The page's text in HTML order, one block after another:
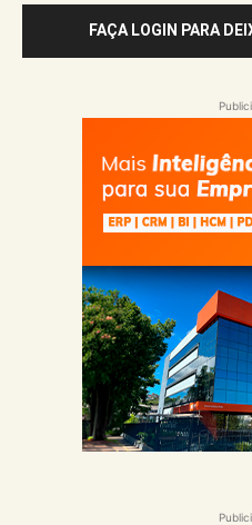
FAÇA LOGIN PARA